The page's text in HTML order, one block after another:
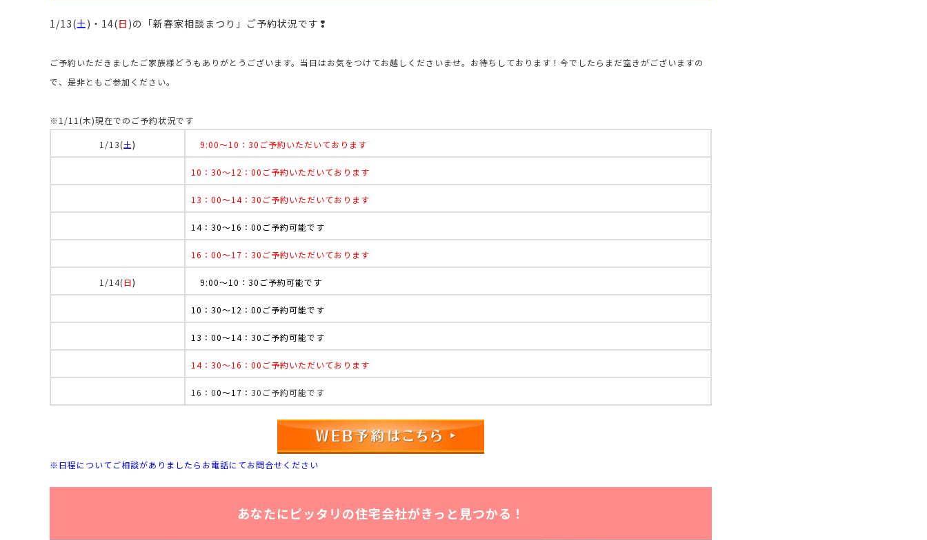
1/13(土 )・14(日 )の「新春家相談まつり」ご予約状況です❢
ご予約いただきましたご家族様どうもありがとうございます。当日はお気をつけてお越しくださいませ。お待ちしております！ 今でしたらまだ空きがございますの
で、是非ともご参加ください。
※1/11(木)現在でのご予約状況です
1/13(土) 9:00～10：30ご予約いただいております
10：30～12：00ご予約いただいております
13：00～14：30ご予約いただいております
1 4：30～16：00ご予約可能です
16：00～17：30ご予約いただいております
1/14(日) 9:00～10：30ご予約可能です
10：30～12：00ご予約可能です
13：00～14：30ご予約可能です
14：30～16：00ご予約いただいております
16：00～17： 30ご予約可能です
※日程についてご相談がありましたらお電話にてお問合せください
あなたにピッタリの住宅会社がきっと見つかる！